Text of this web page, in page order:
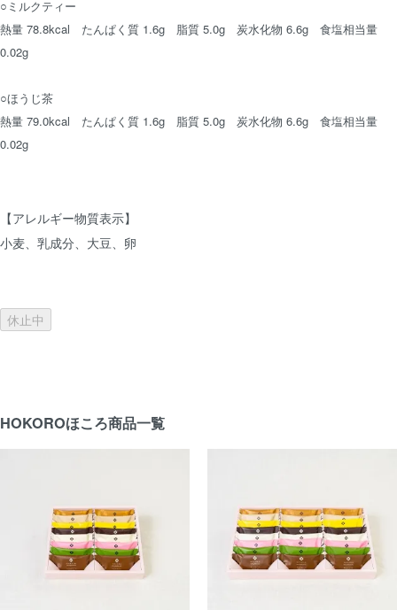
○ミルクティー
熱量 78.8kcal たんぱく質 1.6g 脂質 5.0g 炭水化物 6.6g 食塩相当量
0.02g
○ほうじ茶
熱量 79.0kcal たんぱく質 1.6g 脂質 5.0g 炭水化物 6.6g 食塩相当量
0.02g
【アレルギー物質表示】
小麦、乳成分、大豆、卵
休止中
HOKOROほころ商品一覧